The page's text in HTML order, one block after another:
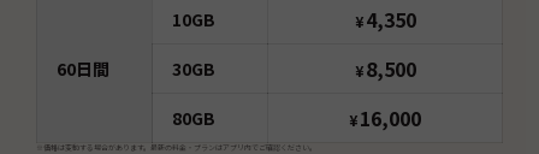
60日間
10GB ¥ 4,350
30GB ¥ 8,500
80GB ¥16,000
※価格は変動する場合があります。最新の料金・プランはアプリ内でご確認ください。